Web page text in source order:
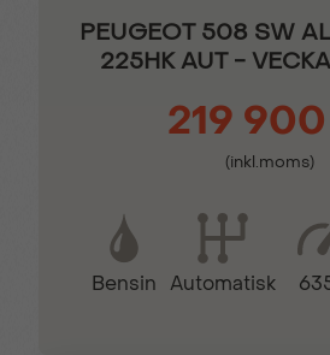
KEY LESS -
Startsystem
Mörktonade bakrutor
PEUGEOT 508 SW
225HK AUT -
219
(inkl.moms)
Bensin Automatisk